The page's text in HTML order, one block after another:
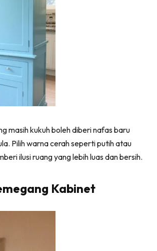
Ilham Impiana 360
Ilham Impiana Inspirasi Selebriti
TV
Casa Impiana
Impiana MakeOver
Laman
masih kukuh boleh diberi nafas baru
Pilih warna cerah seperti putih atau
ilusi ruang yang lebih luas dan bersih.
Kabinet